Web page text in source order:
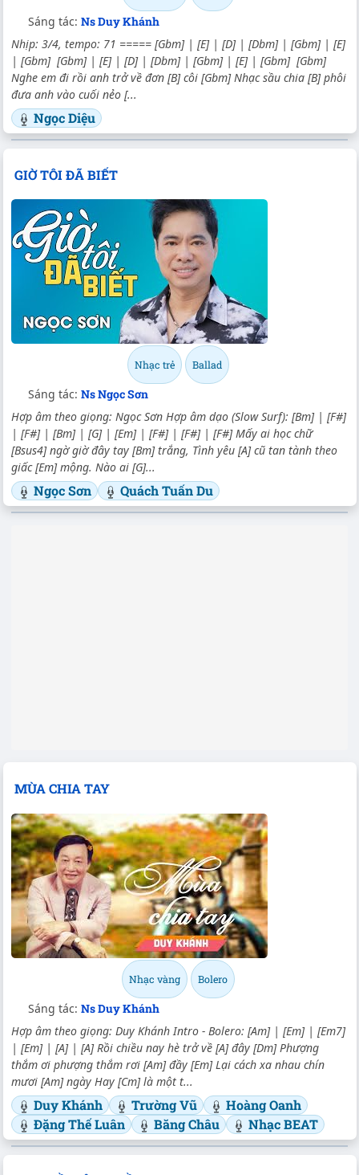
Sáng tác: Ns Duy Khánh
Nhịp: 3/4, tempo: 71 ===== [Gbm] | [E] | [D] | [Dbm] | [Gbm] | [E]
| [Gbm] [Gbm] | [E] | [D] | [Dbm] | [Gbm] | [E] | [Gbm] [Gbm]
Nghe em đi rồi anh trở về đơn [B] côi [Gbm] Nhạc sầu chia [B] phôi
đưa anh vào cuối nẻo [...
Ngọc Diệu
GIỜ TÔI ĐÃ BIẾT
Nhạc trẻ Ballad
Sáng tác: Ns Ngọc Sơn
Hợp âm theo giọng: Ngọc Sơn Hợp âm dạo (Slow Surf): [Bm] | [F#]
| [F#] | [Bm] | [G] | [Em] | [F#] | [F#] | [F#] Mấy ai học chữ
[Bsus4] ngờ giờ đây tay [Bm] trắng, Tình yêu [A] cũ tan tành theo
giấc [Em] mộng. Nào ai [G]...
Ngọc Sơn Quách Tuấn Du
MÙA CHIA TAY
Nhạc vàng Bolero
Sáng tác: Ns Duy Khánh
Hợp âm theo giọng: Duy Khánh Intro - Bolero: [Am] | [Em] | [Em7]
| [Em] | [A] | [A] Rồi chiều nay hè trở về [A] đây [Dm] Phượng
thắm ơi phượng thắm rơi [Am] đầy [Em] Lại cách xa nhau chín
mươi [Am] ngày Hay [Cm] là một t...
Duy Khánh Trường Vũ
Hoàng Oanh
Đặng Thế Luân
Băng Châu Nhạc BEAT